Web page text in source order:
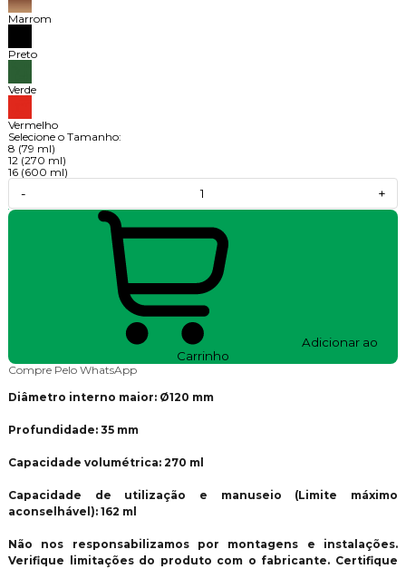
Marrom
Preto
Verde
Vermelho
Selecione o Tamanho:
8 (79 ml)
12 (270 ml)
16 (600 ml)
- +
Adicionar ao
Carrinho
Compre Pelo WhatsApp
Diâmetro interno maior: Ø120 mm
Profundidade: 35 mm
Capacidade volumétrica: 270 ml
Capacidade de utilização e manuseio (Limite máximo
aconselhável): 162 ml
Não nos responsabilizamos por montagens e instalações.
Verifique limitações do produto com o fabricante. Certifique